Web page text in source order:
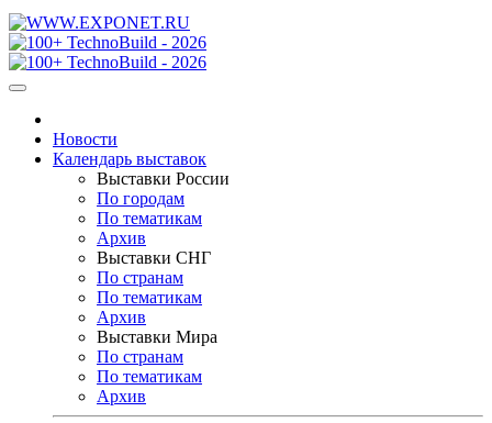
Новости
Календарь выставок
Выставки России
По городам
По тематикам
Архив
Выставки СНГ
По странам
По тематикам
Архив
Выставки Мира
По странам
По тематикам
Архив